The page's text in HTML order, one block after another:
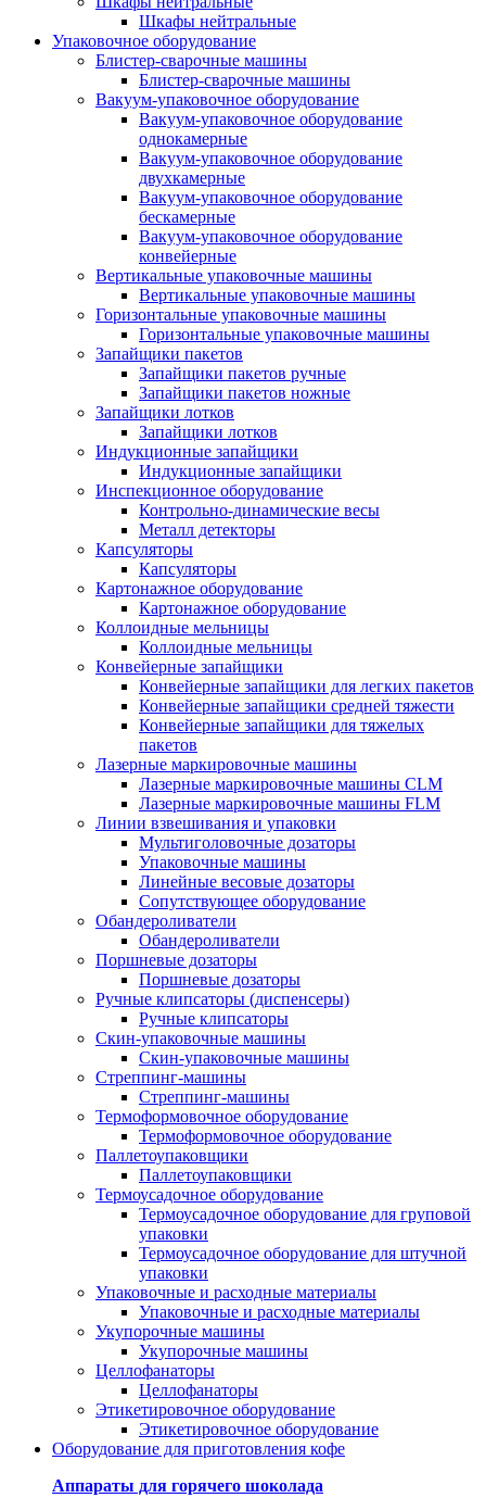
Шкафы нейтральные
Упаковочное оборудование
Блистер-сварочные машины
Блистер-сварочные машины
Вакуум-упаковочное оборудование
Вакуум-упаковочное оборудование
однокамерные
Вакуум-упаковочное оборудование
двухкамерные
Вакуум-упаковочное оборудование
беcкамерные
Вакуум-упаковочное оборудование
конвейерные
Вертикальные упаковочные машины
Вертикальные упаковочные машины
Горизонтальные упаковочные машины
Горизонтальные упаковочные машины
Запайщики пакетов
Запайщики пакетов ручные
Запайщики пакетов ножные
Запайщики лотков
Запайщики лотков
Индукционные запайщики
Индукционные запайщики
Инспекционное оборудование
Контрольно-динамические весы
Металл детекторы
Капсуляторы
Капсуляторы
Картонажное оборудование
Картонажное оборудование
Коллоидные мельницы
Коллоидные мельницы
Конвейерные запайщики
Конвейерные запайщики для легких пакетов
Конвейерные запайщики средней тяжести
Конвейерные запайщики для тяжелых
пакетов
Лазерные маркировочные машины
Лазерные маркировочные машины CLM
Лазерные маркировочные машины FLM
Линии взвешивания и упаковки
Мультиголовочные дозаторы
Упаковочные машины
Линейные весовые дозаторы
Сопутствующее оборудование
Обандероливатели
Обандероливатели
Поршневые дозаторы
Поршневые дозаторы
Ручные клипсаторы (диспенсеры)
Ручные клипсаторы
Скин-упаковочные машины
Скин-упаковочные машины
Стреппинг-машины
Стреппинг-машины
Термоформовочное оборудование
Термоформовочное оборудование
Паллетоупаковщики
Паллетоупаковщики
Термоусадочное оборудование
Термоусадочное оборудование для груповой
упаковки
Термоусадочное оборудование для штучной
упаковки
Упаковочные и расходные материалы
Упаковочные и расходные материалы
Укупорочные машины
Укупорочные машины
Целлофанаторы
Целлофанаторы
Этикетировочное оборудование
Этикетировочное оборудование
Оборудование для приготовления кофе
Аппараты для горячего шоколада